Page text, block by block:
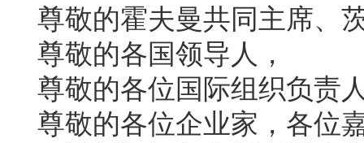
尊敬的霍夫曼共同主席、
尊敬的各国领导人，
尊敬的各位国际组织负责
尊敬的各位企业家，各位